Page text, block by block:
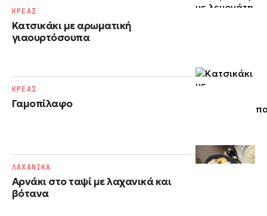
Κατσικάκι με αρωματική
γιαουρτόσουπα
ΚΡΕΑΣ
Γαμοπίλαφο
ΚΡΕΑΣ
Αρνάκι στο ταψί με λαχανικά και
βότανα
ΛΑΧΑΝΙΚΑ